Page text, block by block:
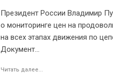
Президент России Владимир
о мониторинге цен на
на всех этапах движения по
Документ...
Читать далее...